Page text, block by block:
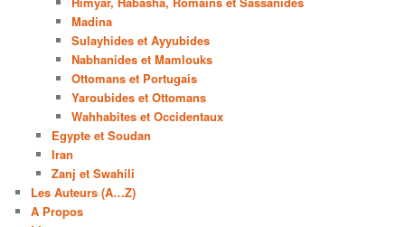
Madina
Sulayhides et Ayyubides
Nabhanides et Mamlouks
Ottomans et Portugais
Yaroubides et Ottomans
Wahhabites et Occidentaux
Egypte et Soudan
Iran
Zanj et Swahili
Les Auteurs (A…Z)
A Propos